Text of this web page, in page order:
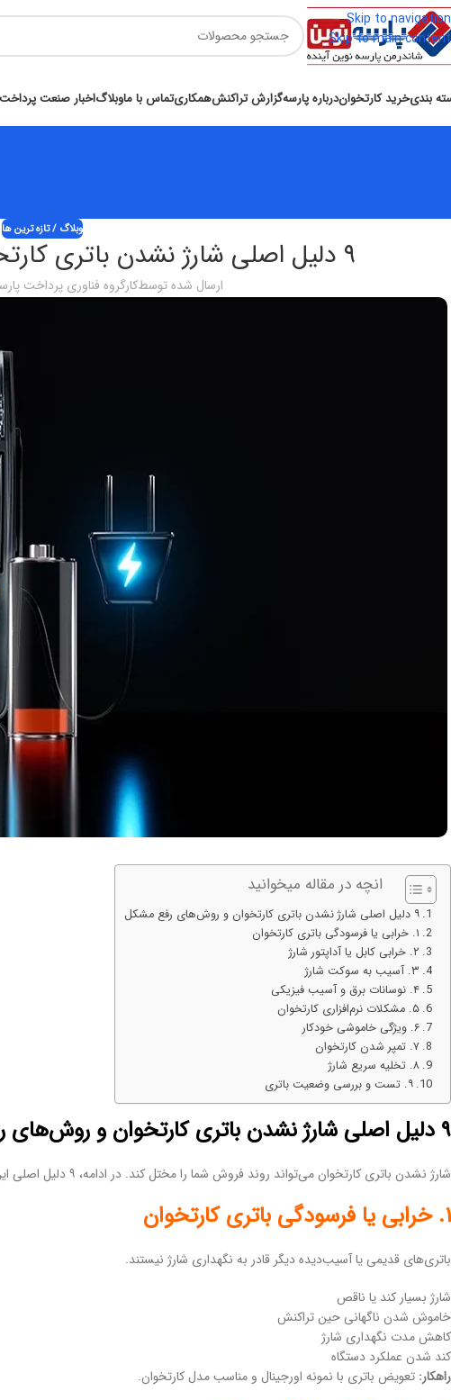
Skip to navigation
Skip to main content
بندیخرید کارتخواندرباره پارسهگزارش تراکنشهمکاریتماس با ماوبلاگاخبار صنعت پرداخت
وبلاگ / تازه ترین ها
۹ دلیل اصلی شارژ نشدن باتری کارتخوان و روش‌های رفع مشکل
ارسال شده توسطکارگروه فناوری پرداخت
انچه در مقاله میخوانید
۹ دلیل اصلی شارژ نشدن باتری کارتخوان و روش‌های رفع مشکل
۱. خرابی یا فرسودگی باتری کارتخوان
۲. خرابی کابل یا آداپتور شارژ
۳. آسیب به سوکت شارژ
۴. نوسانات برق و آسیب فیزیکی
۵. مشکلات نرم‌افزاری کارتخوان
۶. ویژگی خاموشی خودکار
۷. تمپر شدن کارتخوان
۸. تخلیه سریع شارژ
۹. تست و بررسی وضعیت باتری
۹ دلیل اصلی شارژ نشدن باتری کارتخوان و روش‌های رفع مشکل
شارژ نشدن باتری کارتخوان می‌تواند روند فروش شما را مختل کند. در ادامه، ۹ دلیل اصلی این مشکل و راهکارهای رفع آن بررسی می‌شود.
۱. خرابی یا فرسودگی باتری کارتخوان
باتری‌های قدیمی یا آسیب‌دیده دیگر قادر به نگهداری شارژ نیستند.
شارژ بسیار کند یا ناقص
خاموش شدن ناگهانی حین تراکنش
کاهش مدت نگهداری شارژ
کند شدن عملکرد دستگاه
راهکار: تعویض باتری با نمونه اورجینال و مناسب مدل کارتخوان.